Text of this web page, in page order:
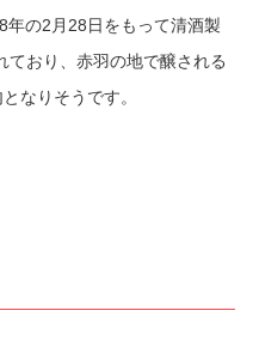
年の2月28日をもって清酒製
ており、赤羽の地で醸される
なりそうです。
コピー